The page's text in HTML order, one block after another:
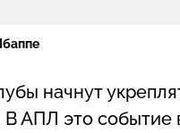
начнут
АПЛ это событие